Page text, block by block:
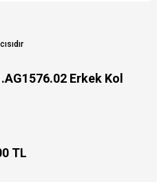
Erkek Kol
TL